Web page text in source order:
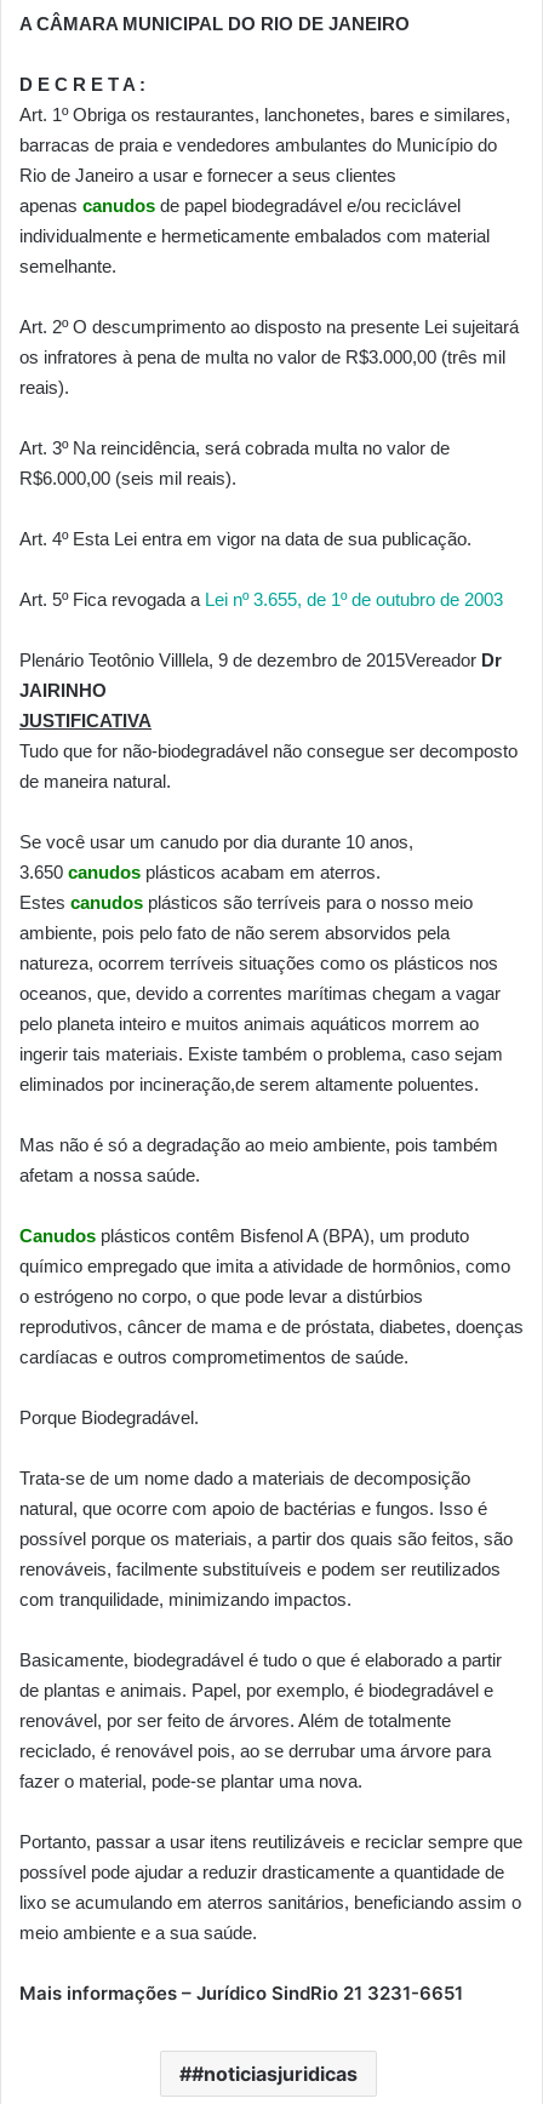
A CÂMARA MUNICIPAL DO RIO DE JANEIRO
D E C R E T A :
Art. 1º Obriga os restaurantes, lanchonetes, bares e similares,
barracas de praia e vendedores ambulantes do Município do
Rio de Janeiro a usar e fornecer a seus clientes
apenas canudos de papel biodegradável e/ou reciclável
individualmente e hermeticamente embalados com material
semelhante.
Art. 2º O descumprimento ao disposto na presente Lei sujeitará
os infratores à pena de multa no valor de R$3.000,00 (três mil
reais).
Art. 3º Na reincidência, será cobrada multa no valor de
R$6.000,00 (seis mil reais).
Art. 4º Esta Lei entra em vigor na data de sua publicação.
Art. 5º Fica revogada a Lei nº 3.655, de 1º de outubro de 2003
Plenário Teotônio Villlela, 9 de dezembro de 2015Vereador Dr
JAIRINHO
JUSTIFICATIVA
Tudo que for não-biodegradável não consegue ser decomposto
de maneira natural.
Se você usar um canudo por dia durante 10 anos,
3.650 canudos plásticos acabam em aterros.
Estes canudos plásticos são terríveis para o nosso meio
ambiente, pois pelo fato de não serem absorvidos pela
natureza, ocorrem terríveis situações como os plásticos nos
oceanos, que, devido a correntes marítimas chegam a vagar
pelo planeta inteiro e muitos animais aquáticos morrem ao
ingerir tais materiais. Existe também o problema, caso sejam
eliminados por incineração,de serem altamente poluentes.
Mas não é só a degradação ao meio ambiente, pois também
afetam a nossa saúde.
Canudos plásticos contêm Bisfenol A (BPA), um produto
químico empregado que imita a atividade de hormônios, como
o estrógeno no corpo, o que pode levar a distúrbios
reprodutivos, câncer de mama e de próstata, diabetes, doenças
cardíacas e outros comprometimentos de saúde.
Porque Biodegradável.
Trata-se de um nome dado a materiais de decomposição
natural, que ocorre com apoio de bactérias e fungos. Isso é
possível porque os materiais, a partir dos quais são feitos, são
renováveis, facilmente substituíveis e podem ser reutilizados
com tranquilidade, minimizando impactos.
Basicamente, biodegradável é tudo o que é elaborado a partir
de plantas e animais. Papel, por exemplo, é biodegradável e
renovável, por ser feito de árvores. Além de totalmente
reciclado, é renovável pois, ao se derrubar uma árvore para
fazer o material, pode-se plantar uma nova.
Portanto, passar a usar itens reutilizáveis e reciclar sempre que
possível pode ajudar a reduzir drasticamente a quantidade de
lixo se acumulando em aterros sanitários, beneficiando assim o
meio ambiente e a sua saúde.
Mais informações – Jurídico SindRio 21 3231-6651
#noticiasjuridicas